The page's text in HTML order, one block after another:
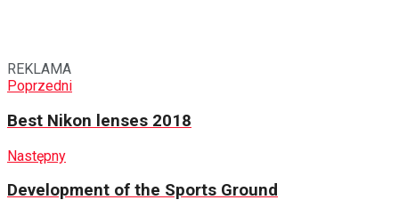
REKLAMA
Poprzedni
Best Nikon lenses 2018
Następny
Development of the Sports Ground